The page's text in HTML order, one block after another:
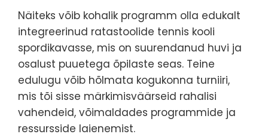
Näiteks võib kohalik programm olla edukalt
integreerinud ratastoolide tennis kooli
spordikavasse, mis on suurendanud huvi ja
osalust puuetega õpilaste seas. Teine
edulugu võib hõlmata kogukonna turniiri,
mis tõi sisse märkimisväärseid rahalisi
vahendeid, võimaldades programmide ja
ressursside laienemist.